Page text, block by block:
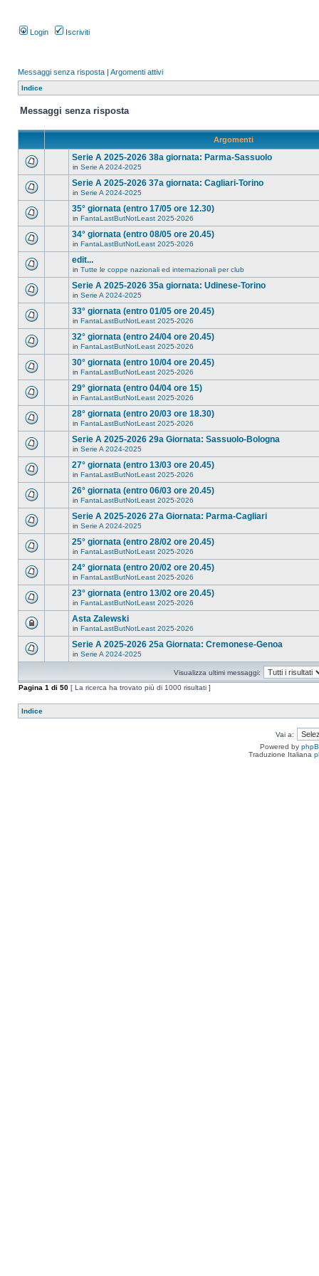
Login Iscriviti
Messaggi senza risposta | Argomenti attivi
Indice
Messaggi senza risposta
Argomenti
Serie A 2025-2026 38a giornata: Parma-Sassuolo
in Serie A 2024-2025
Serie A 2025-2026 37a giornata: Cagliari-Torino
in Serie A 2024-2025
35° giornata (entro 17/05 ore 12.30)
in FantaLastButNotLeast 2025-2026
34° giornata (entro 08/05 ore 20.45)
in FantaLastButNotLeast 2025-2026
edit...
in Tutte le coppe nazionali ed internazionali per club
Serie A 2025-2026 35a giornata: Udinese-Torino
in Serie A 2024-2025
33° giornata (entro 01/05 ore 20.45)
in FantaLastButNotLeast 2025-2026
32° giornata (entro 24/04 ore 20.45)
in FantaLastButNotLeast 2025-2026
30° giornata (entro 10/04 ore 20.45)
in FantaLastButNotLeast 2025-2026
29° giornata (entro 04/04 ore 15)
in FantaLastButNotLeast 2025-2026
28° giornata (entro 20/03 ore 18.30)
in FantaLastButNotLeast 2025-2026
Serie A 2025-2026 29a Giornata: Sassuolo-Bologna
in Serie A 2024-2025
27° giornata (entro 13/03 ore 20.45)
in FantaLastButNotLeast 2025-2026
26° giornata (entro 06/03 ore 20.45)
in FantaLastButNotLeast 2025-2026
Serie A 2025-2026 27a Giornata: Parma-Cagliari
in Serie A 2024-2025
25° giornata (entro 28/02 ore 20.45)
in FantaLastButNotLeast 2025-2026
24° giornata (entro 20/02 ore 20.45)
in FantaLastButNotLeast 2025-2026
23° giornata (entro 13/02 ore 20.45)
in FantaLastButNotLeast 2025-2026
Asta Zalewski
in FantaLastButNotLeast 2025-2026
Serie A 2025-2026 25a Giornata: Cremonese-Genoa
in Serie A 2024-2025
Visualizza ultimi messaggi:
Pagina 1 di 50 [ La ricerca ha trovato più di 1000 risultati ]
Indice
Vai a:
Powered by
Traduzione Italiana